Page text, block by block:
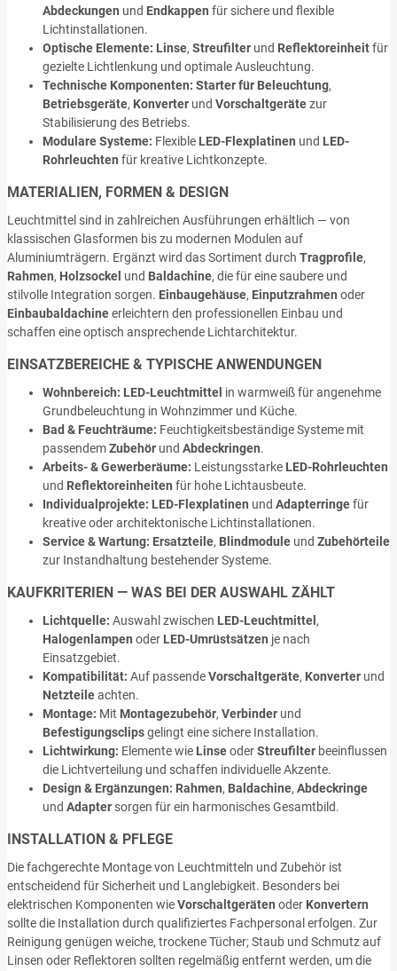
Abdeckungen und Endkappen für sichere und flexible
Lichtinstallationen.
Optische Elemente: Linse, Streufilter und Reflektoreinheitfür
gezielte Lichtlenkung und optimale Ausleuchtung.
Technische Komponenten: Starter für Beleuchtung,
Betriebsgeräte, Konverter und Vorschaltgerätezur
Stabilisierung des Betriebs.
Modulare Systeme: Flexible LED-Flexplatinen und LED-
Rohrleuchten für kreative Lichtkonzepte.
MATERIALIEN, FORMEN & DESIGN
Leuchtmittel sind in zahlreichen Ausführungen erhältlich — von
klassischen Glasformen bis zu modernen Modulen auf
Aluminiumträgern. Ergänzt wird das Sortiment durch Tragprofile,
Rahmen, Holzsockel und Baldachine, die für eine saubere und
stilvolle Integration sorgen. Einbaugehäuse, Einputzrahmen oder
Einbaubaldachineerleichtern den professionellen Einbau und
schaffen eine optisch ansprechende Lichtarchitektur.
EINSATZBEREICHE & TYPISCHE ANWENDUNGEN
Wohnbereich: LED-Leuchtmittel in warmweiß für angenehme
Grundbeleuchtung in Wohnzimmer und Küche.
Bad & Feuchträume: Feuchtigkeitsbeständige Systeme mit
passendemZubehör und Abdeckringen.
Arbeits- & Gewerberäume: Leistungsstarke LED-Rohrleuchten
und Reflektoreinheiten für hohe Lichtausbeute.
Individualprojekte: LED-Flexplatinen und Adapterringefür
kreative oder architektonische Lichtinstallationen.
Service & Wartung: Ersatzteile, Blindmodule und Zubehörteile
zur Instandhaltung bestehender Systeme.
KAUFKRITERIEN — WAS BEI DER AUSWAHL ZÄHLT
Lichtquelle: Auswahl zwischen LED-Leuchtmittel,
Halogenlampen oder LED-Umrüstsätzen je nach
Einsatzgebiet.
Kompatibilität: Auf passendeVorschaltgeräte, Konverter und
Netzteileachten.
Montage: Mit Montagezubehör, Verbinder und
Befestigungsclipsgelingt eine sichere Installation.
Lichtwirkung: Elemente wie LinseoderStreufilter beeinflussen
die Lichtverteilung und schaffen individuelle Akzente.
Design & Ergänzungen: Rahmen, Baldachine, Abdeckringe
und Adapter sorgen für ein harmonisches Gesamtbild.
INSTALLATION & PFLEGE
Die fachgerechte Montage von Leuchtmitteln und Zubehör ist
entscheidend für Sicherheit und Langlebigkeit. Besonders bei
elektrischen Komponenten wieVorschaltgeräten oder Konvertern
sollte die Installation durch qualifiziertes Fachpersonal erfolgen. Zur
Reinigung genügen weiche, trockene Tücher; Staub und Schmutz auf
Linsen oder Reflektoren sollten regelmäßig entfernt werden, um die